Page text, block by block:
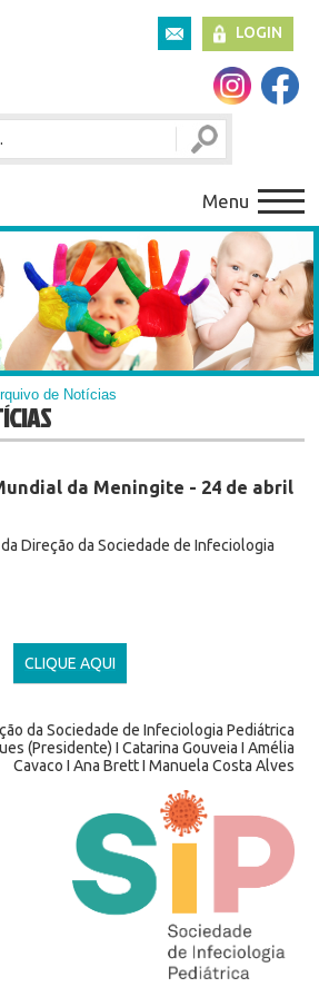
LOGIN
Menu
de Notícias
da Meningite - 24 de abril
Direção da Sociedade de Infeciologia
CLIQUE AQUI
da Sociedade de Infeciologia Pediátrica
(Presidente) I Catarina Gouveia I Amélia
Cavaco I Ana Brett I Manuela Costa Alves